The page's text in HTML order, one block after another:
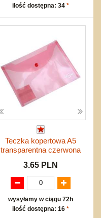
ilość dostępna: 34 *
Teczka kopertowa A5
transparentna czerwona
3.65 PLN
wysyłamy w ciągu 72h
ilość dostępna: 16 *